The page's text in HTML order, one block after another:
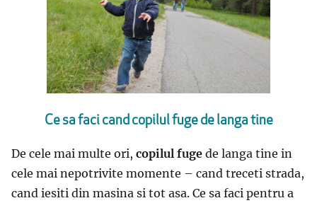
Ce sa faci cand copilul fuge de langa tine
De cele mai multe ori, copilul fuge de langa tine in
cele mai nepotrivite momente – cand treceti strada,
cand iesiti din masina si tot asa. Ce sa faci pentru a